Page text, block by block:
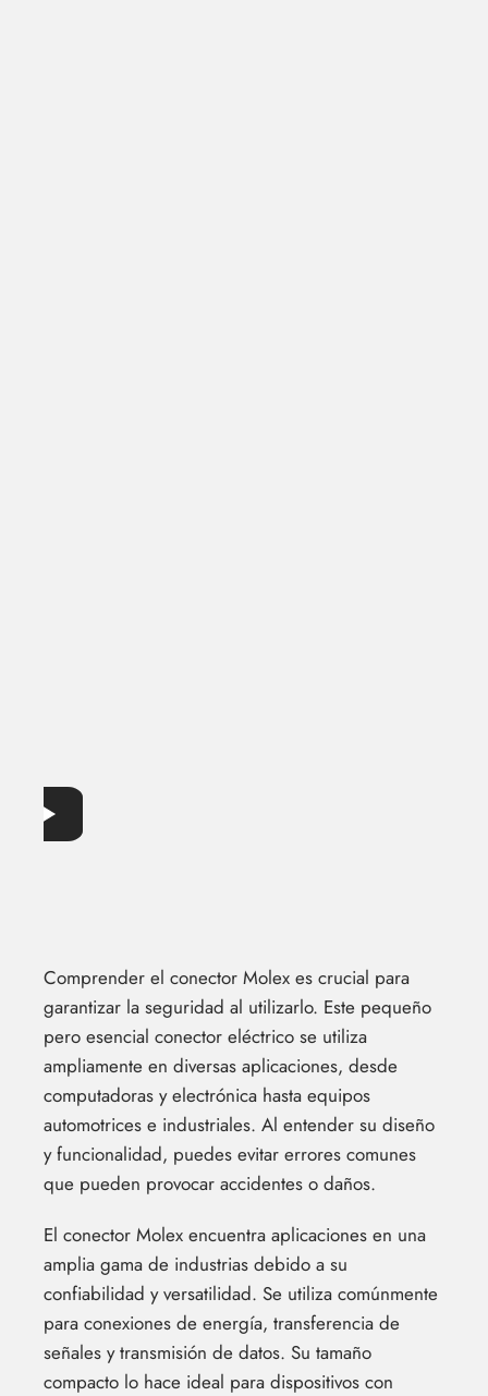
Comprender el conector Molex es crucial para
garantizar la seguridad al utilizarlo. Este pequeño
pero esencial conector eléctrico se utiliza
ampliamente en diversas aplicaciones, desde
computadoras y electrónica hasta equipos
automotrices e industriales. Al entender su diseño
y funcionalidad, puedes evitar errores comunes
que pueden provocar accidentes o daños.
El conector Molex encuentra aplicaciones en una
amplia gama de industrias debido a su
confiabilidad y versatilidad. Se utiliza comúnmente
para conexiones de energía, transferencia de
señales y transmisión de datos. Su tamaño
compacto lo hace ideal para dispositivos con